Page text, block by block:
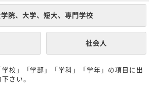
学院、大学、短大、専門学校
社会人
校」「学部」「学科」「学年」の項目に出
さい。